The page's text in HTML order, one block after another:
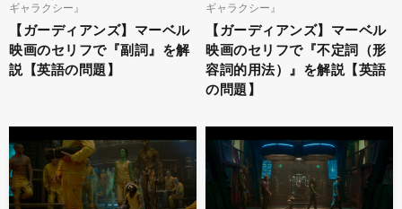
ギャラクシー』
【ガーディアンズ】マーベル
映画のセリフで『副詞』を解
説【英語の問題】
ギャラクシー』
【ガーディアンズ】マーベル
映画のセリフで『不定詞（形
容詞的用法）』を解説【英語
の問題】